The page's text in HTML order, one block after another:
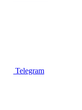
Telegram